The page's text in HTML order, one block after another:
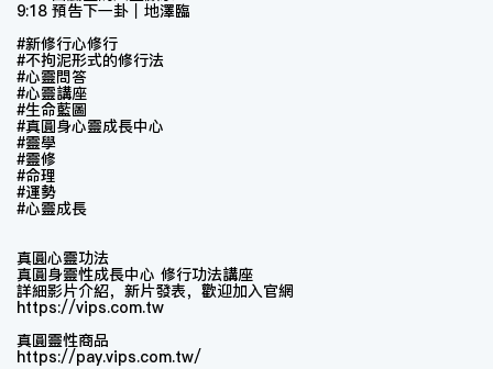
9:18 預告下一卦｜地澤臨
#新修行心修行
#不拘泥形式的修行法
#心靈問答
#心靈講座
#生命藍圖
#真圓身心靈成長中心
#靈學​
#靈修
#命理
#運勢
#心靈成長
真圓心靈功法
真圓身靈性成長中心 修行功法講座
詳細影片介紹，新片發表，歡迎加入官網
https://vips.com.tw
真圓靈性商品
https://pay.vips.com.tw/